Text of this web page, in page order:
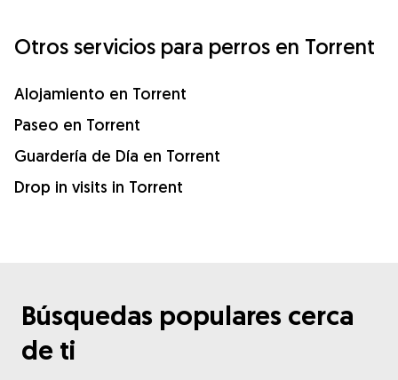
Otros servicios para perros en Torrent
Alojamiento en Torrent
Paseo en Torrent
Guardería de Día en Torrent
Drop in visits in Torrent
Búsquedas populares cerca
de ti